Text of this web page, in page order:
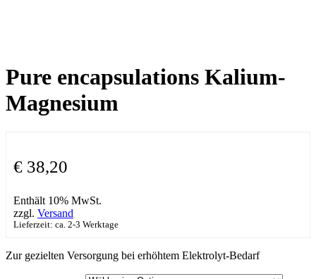
Pure encapsulations Kalium-
Magnesium
€ 38,20
Enthält 10% MwSt.
zzgl. Versand
Lieferzeit: ca. 2-3 Werktage
Zur gezielten Versorgung bei erhöhtem Elektrolyt-Bedarf